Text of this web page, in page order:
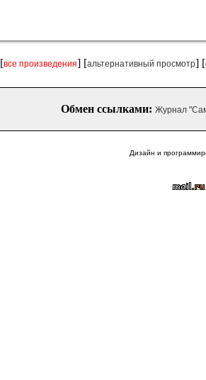
[все произведения] [альтернативный просмотр] [
Обмен ссылками: Журнал
Дизайн и